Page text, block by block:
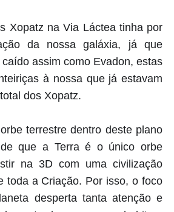
Xopatz na Via Láctea tinha por
da nossa galáxia, já que
assim como Evadon, estas
à nossa que já estavam
dos Xopatz.
terrestre dentro deste plano
que a Terra é o único orbe
na 3D com uma civilização
toda a Criação. Por isso, o foco
desperta tanta atenção e